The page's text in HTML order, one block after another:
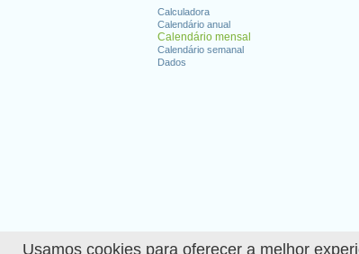
Usamos cookies para oferecer a melhor
Calculadora
Calendário anual
Calendário mensal
Calendário semanal
Dados